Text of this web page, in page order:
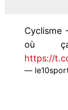
Cyclisme
où
https://
—